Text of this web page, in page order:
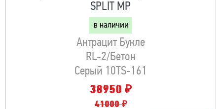
SPLIT MP
в наличии
Антрацит Букле
RL-2/Бетон
Серый 10TS-161
38950 ₽
41000 ₽